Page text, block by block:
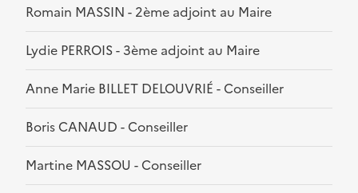
Romain MASSIN - 2ème adjoint au Maire
Lydie PERROIS - 3ème adjoint au Maire
Anne Marie BILLET DELOUVRIÉ - Conseiller
Boris CANAUD - Conseiller
Martine MASSOU - Conseiller